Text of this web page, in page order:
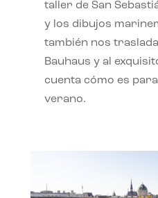
taller de San
y los dibujos
también nos
Bauhaus y al
cuenta cómo es
verano.